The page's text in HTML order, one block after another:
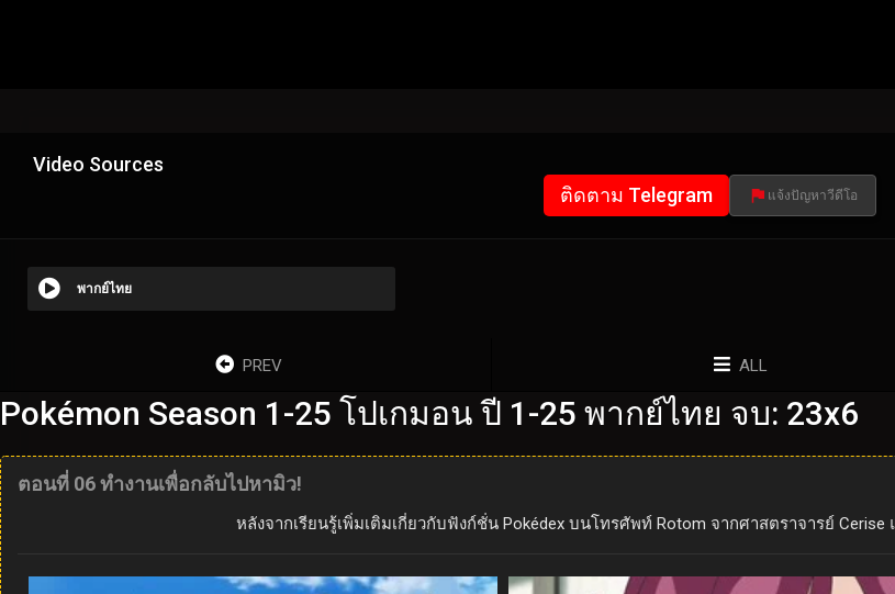
Video Sources
ติดตาม Telegram แจ้งปัญหาวีดีโอ
พากย์ไทย
PREV ALL
Pokémon Season 1-25 โปเกมอน ปี 1-25 พากย์ไทย จบ: 23x6
ตอนที่ 06 ทำงานเพื่อกลับไปหามิว!
หลังจากเรียนรู้เพิ่มเติมเกี่ยวกับฟังก์ชั่น Pokédex บนโทรศัพท์ Rotom จากศาสตราจารย์